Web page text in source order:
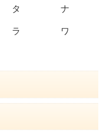
タ ナ
ラ ワ